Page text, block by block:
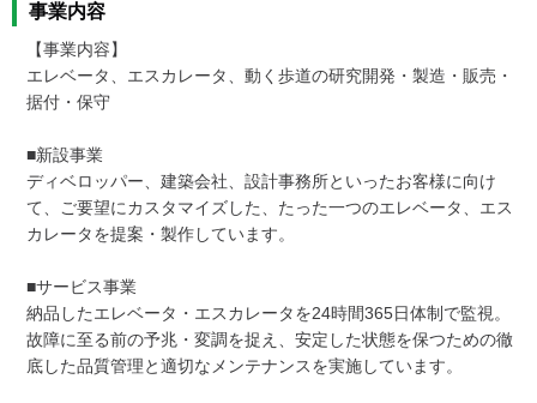
事業内容
【事業内容】
エレベータ、エスカレータ、動く歩道の研究開発・製造・販売・
据付・保守
■新設事業
ディベロッパー、建築会社、設計事務所といったお客様に向け
て、ご要望にカスタマイズした、たった一つのエレベータ、エス
カレータを提案・製作しています。
■サービス事業
納品したエレベータ・エスカレータを24時間365日体制で監視。
故障に至る前の予兆・変調を捉え、安定した状態を保つための徹
底した品質管理と適切なメンテナンスを実施しています。